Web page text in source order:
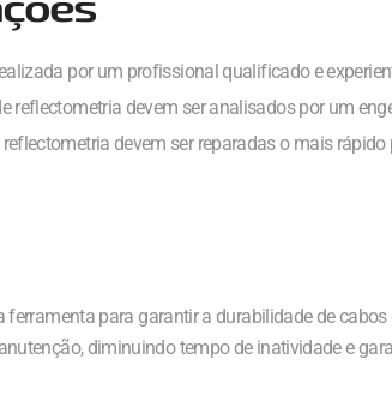
por um profissional qualificado e
reflectometria devem ser analisados por um
devem ser reparadas o mais
para garantir a durabilidade de
diminuindo tempo de inatividade e